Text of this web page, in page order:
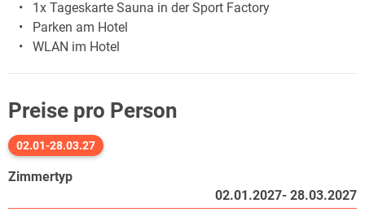
1x Tageskarte Sauna in der Sport Factory
Parken am Hotel
WLAN im Hotel
Preise pro Person
02.01-28.03.27
Zimmertyp
02.01.2027- 28.03.2027